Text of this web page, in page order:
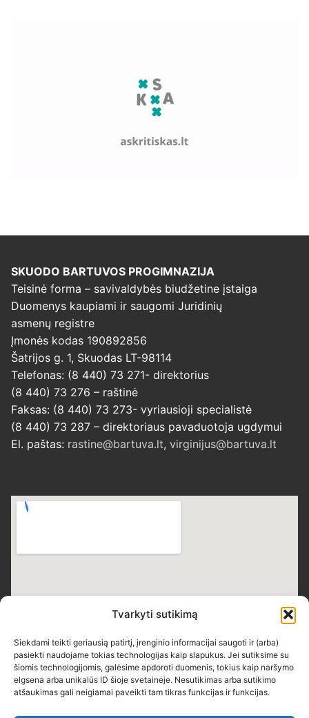
Tvarkyti sutikimą
Siekdami teikti geriausią patirtį, įrenginio informacijai saugoti ir (arba)
pasiekti naudojame tokias technologijas kaip slapukus. Jei sutiksime su
šiomis technologijomis, galėsime apdoroti duomenis, tokius kaip naršymo
elgsena arba unikalūs ID šioje svetainėje. Nesutikimas arba sutikimo
atšaukimas gali neigiamai paveikti tam tikras funkcijas ir funkcijas.
SKUODO BARTUVOS PROGIMNAZIJA
Teisinė forma – savivaldybės biudžetine įstaiga
Duomenys kaupiami ir saugomi Juridinių
asmenų registre
Įmonės kodas 190892856
Šatrijos g. 1, Skuodas LT-98114
Telefonas: (8 440) 73 271- direktorius
(8 440) 73 276 – raštinė
Faksas: (8 440) 73 273- vyriausioji specialistė
(8 440) 73 287 – direktoriaus pavaduotoja ugdymui
El. paštas: rastine@bartuva.lt, virginijus@bartuva.lt